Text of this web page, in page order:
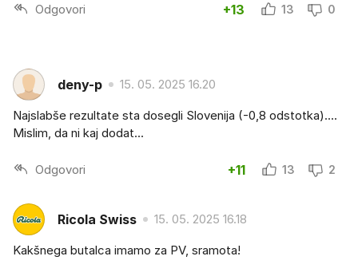
Odgovori +13 13 0
deny-p 15. 05. 2025 16.20
Najslabše rezultate sta dosegli Slovenija (-0,8 odstotka)....
Mislim, da ni kaj dodat...
Odgovori +11 13 2
Ricola Swiss 15. 05. 2025 16.18
Kakšnega butalca imamo za PV, sramota!